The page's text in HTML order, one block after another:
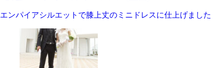
エンパイアシルエットで膝上丈のミニドレスに仕上げました